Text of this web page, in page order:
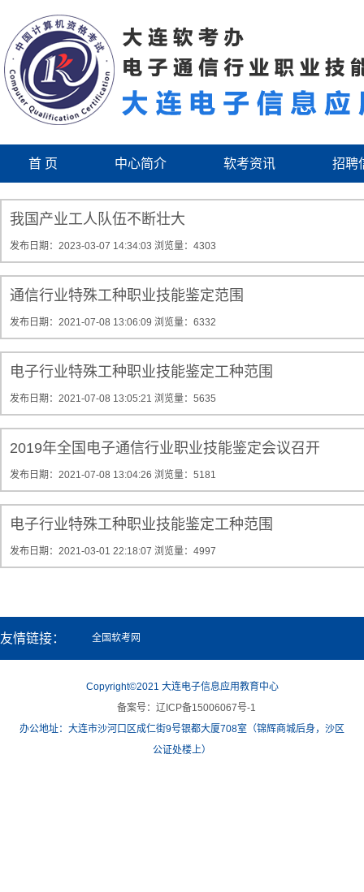
首 页 中心简介 软考资讯 招聘
我国产业工人队伍不断壮大
发布日期：2023-03-07 14:34:03 浏览量：4303
通信行业特殊工种职业技能鉴定范围
发布日期：2021-07-08 13:06:09 浏览量：6332
电子行业特殊工种职业技能鉴定工种范围
发布日期：2021-07-08 13:05:21 浏览量：5635
2019年全国电子通信行业职业技能鉴定会议召开
发布日期：2021-07-08 13:04:26 浏览量：5181
电子行业特殊工种职业技能鉴定工种范围
发布日期：2021-03-01 22:18:07 浏览量：4997
友情链接： 全国软考网
Copyright©2021 大连电子信息应用教育中心
备案号：辽ICP备15006067号-1
办公地址：大连市沙河口区成仁街9号银都大厦708室（锦辉商城后身，沙区
公证处楼上）